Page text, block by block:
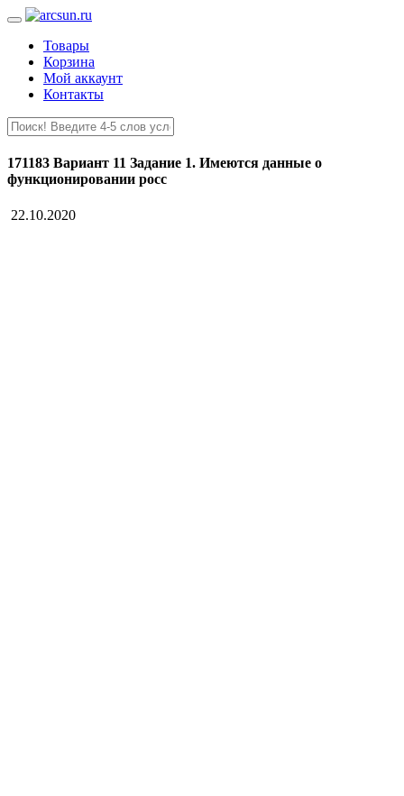
Товары
Корзина
Мой аккаунт
Контакты
171183 Вариант 11 Задание 1. Имеются данные о
функционировании росс
22.10.2020